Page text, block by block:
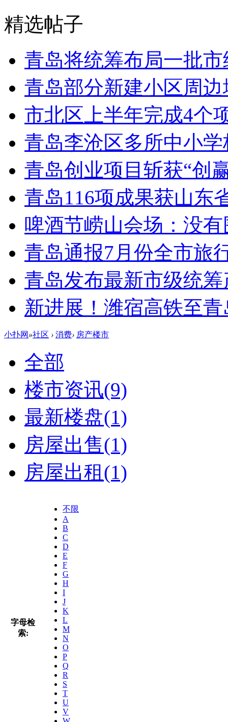
精选帖子
青岛将统筹布局一批市
青岛部分新建小区周
市北区上半年完成4个
青岛李沧区多所中小
青岛创业项目斩获“创
青岛116项成果获山东
啤酒节崂山会场：没有
青岛通报7月份全市旅
青岛发布最新市级统
新进展！潍宿高铁至
小扑网 »社区 › 消费› 房产楼市
全部
楼市资讯(9)
最新楼盘(1)
房屋出售(1)
房屋出租(1)
字母检
索:
不限
A
B
C
D
E
F
G
H
I
J
K
L
M
N
O
P
Q
R
S
T
U
V